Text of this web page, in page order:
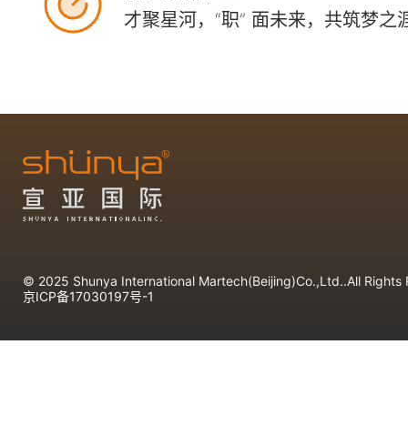
才聚星河，“职” 面未来，共筑梦之
© 2025 Shunya International Martech(Beijing)Co.,Ltd..All Rights
京ICP备17030197号-1